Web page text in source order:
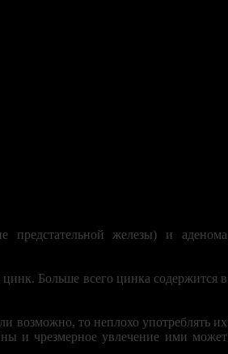
предстательной железы) и аденома
цинк. Больше всего цинка содержится в
возможно, то неплохо употреблять их
и чрезмерное увлечение ими может